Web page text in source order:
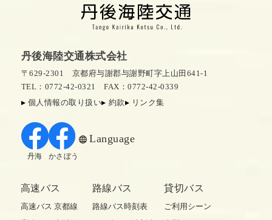
丹後海陸交通株式会社
〒629-2301 京都府与謝郡与謝野町字上山田641-1
TEL：0772-42-0321
FAX：0772-42-0339
個人情報の取り扱い
約款 リンク集
Language
丹海 かさぼう
高速バス
高速バス 京都線
路線バス
路線バス時刻表
貸切バス
ご利用シーン